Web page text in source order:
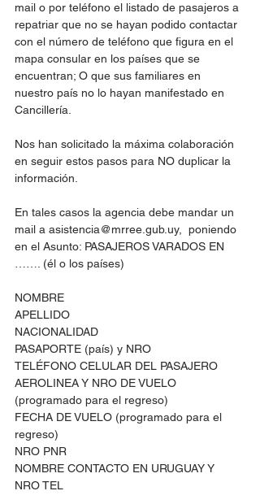
mail o por teléfono el listado de pasajeros a
repatriar que no se hayan podido contactar
con el número de teléfono que figura en el
mapa consular en los países que se
encuentran; O que sus familiares en
nuestro país no lo hayan manifestado en
Cancillería.
Nos han solicitado la máxima colaboración
en seguir estos pasos para NO duplicar la
información.
En tales casos la agencia debe mandar un
mail a asistencia@mrree.gub.uy,  poniendo
en el Asunto: PASAJEROS VARADOS EN
……. (él o los países)
NOMBRE
APELLIDO
NACIONALIDAD
PASAPORTE (país) y NRO
TELÉFONO CELULAR DEL PASAJERO
AEROLINEA Y NRO DE VUELO
(programado para el regreso)
FECHA DE VUELO (programado para el
regreso)
NRO PNR
NOMBRE CONTACTO EN URUGUAY Y
NRO TEL